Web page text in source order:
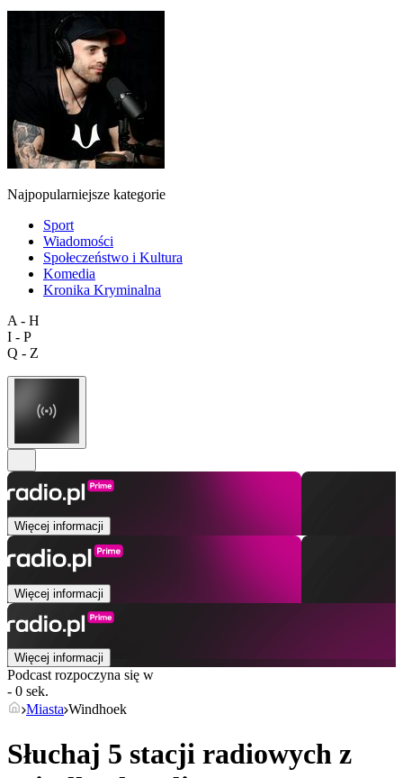
Najpopularniejsze kategorie
Sport
Wiadomości
Społeczeństwo i Kultura
Komedia
Kronika Kryminalna
A - H
I - P
Q - Z
Więcej informacji
Więcej informacji
Więcej informacji
Podcast rozpoczyna się w
- 0 sek.
Miasta Windhoek
Słuchaj 5 stacji radiowych z